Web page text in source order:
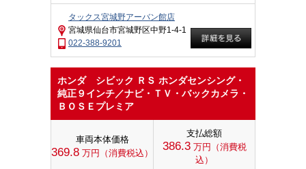
タックス宮城野アーバン館店
宮城県仙台市宮城野区中野1-4-1
022-388-9201
ホンダ シビック ＲＳ ホンダセンシング・
純正９インチ／ナビ・ＴＶ・バックカメラ・
ＢＯＳＥプレミア
車両本体価格
369.8 万円（消費税込）
支払総額
386.3万円（消費税
込）